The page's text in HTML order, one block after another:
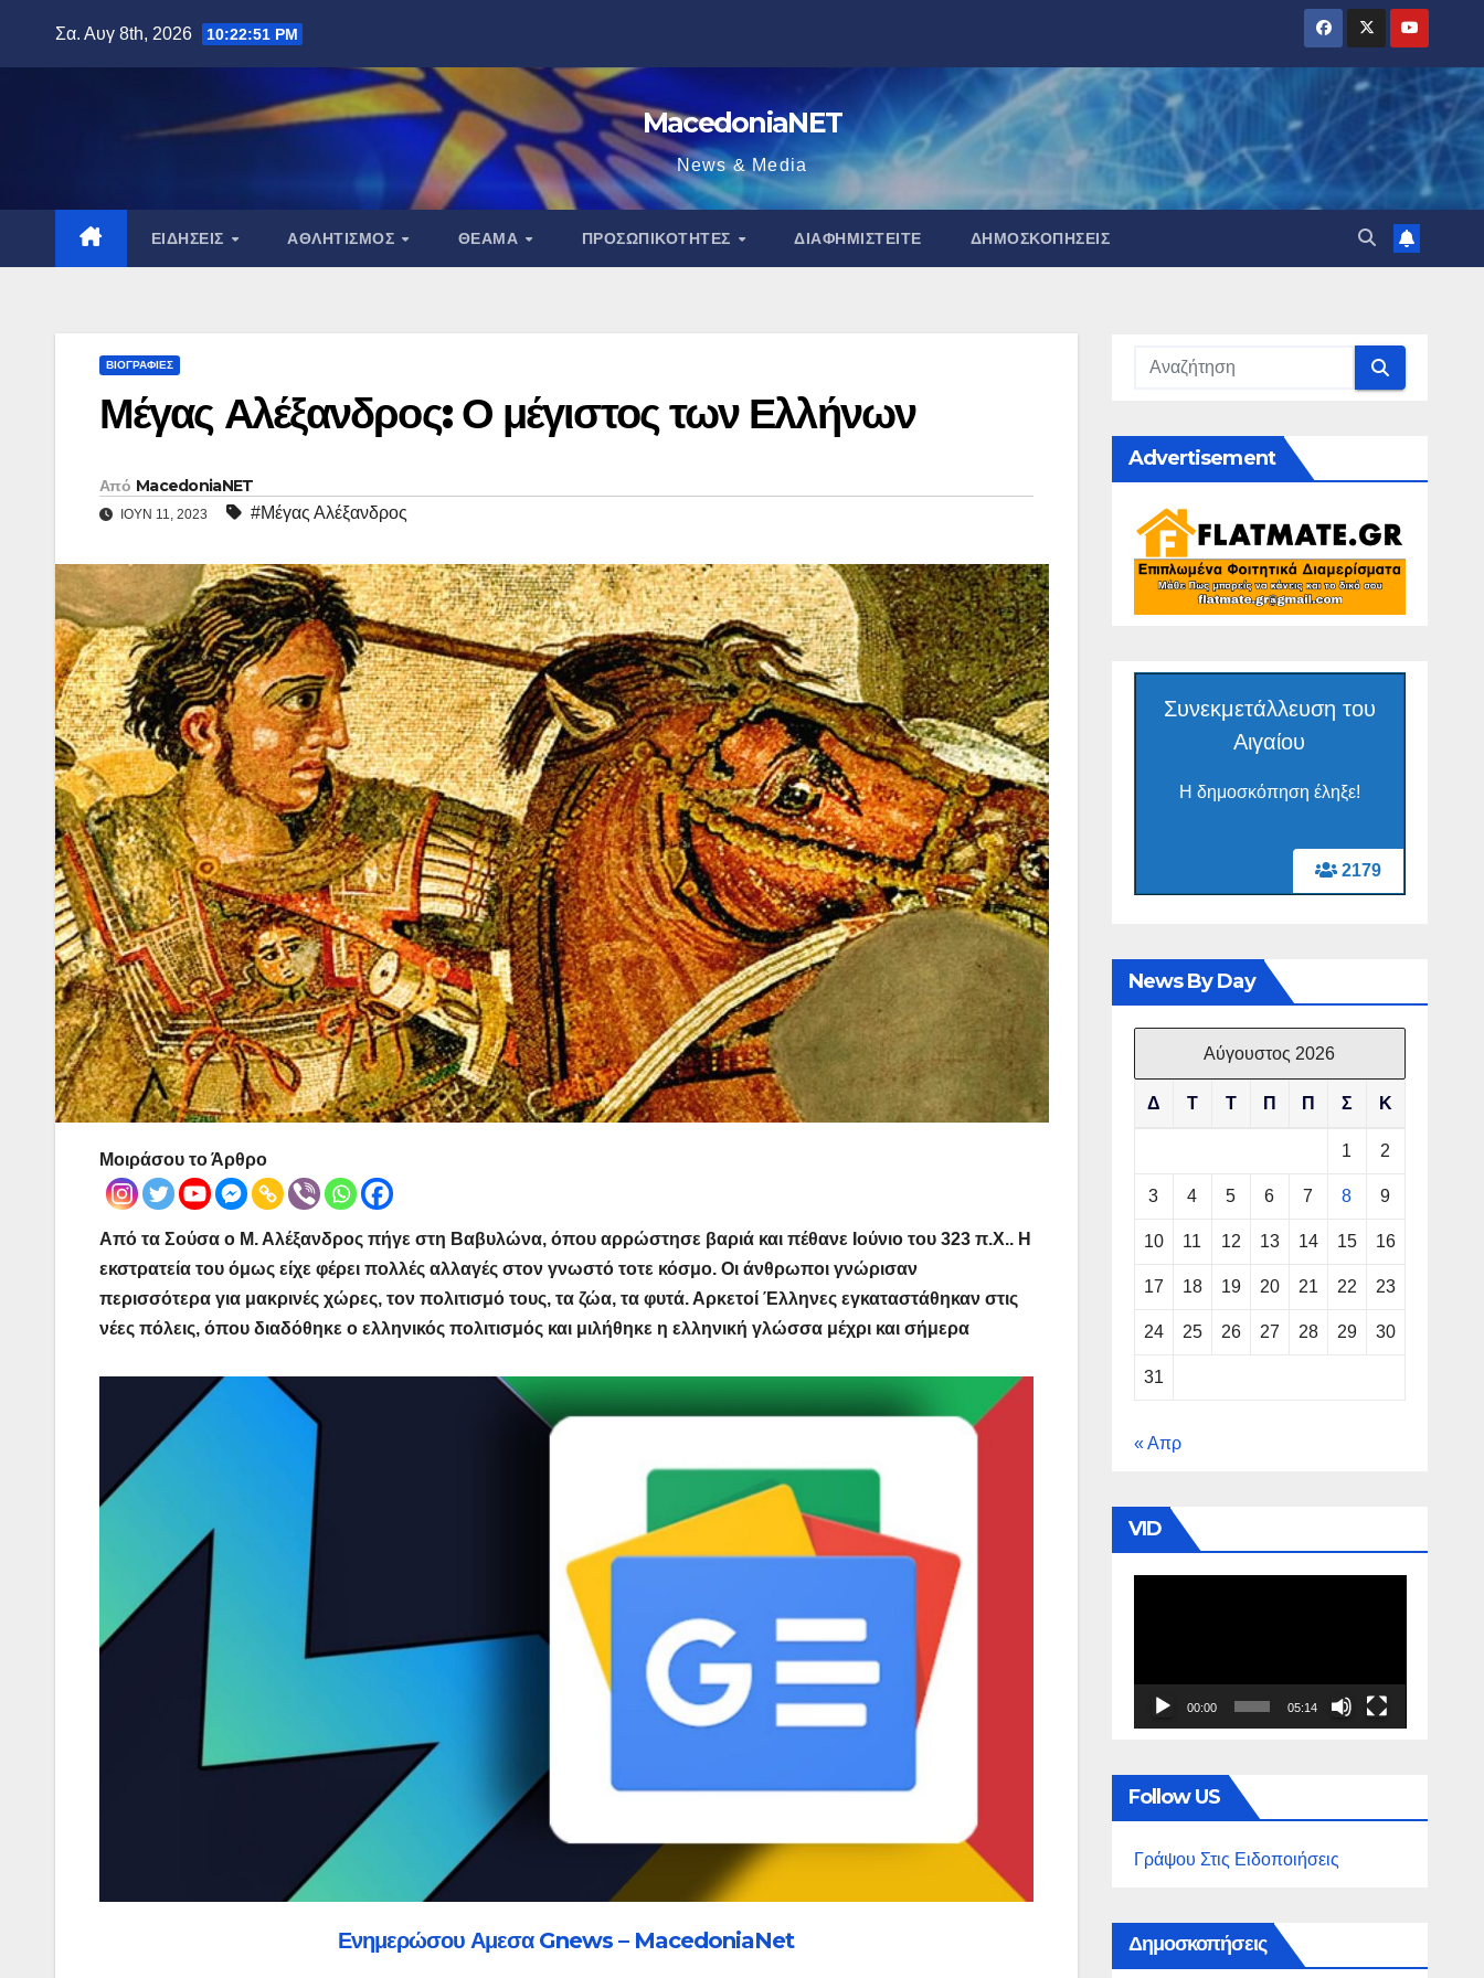
Σα. Αυγ 8th, 2026 10:22:52 PM
MacedoniaNET
News & Media
ΕΙΔΉΣΕΙΣ ΑΘΛΗΤΙΣΜΌΣ ΘΈΑΜΑ ΠΡΟΣΩΠΙΚΌΤΗΤΕΣ ΔΙΑΦΗΜΙΣΤΕΊΤΕ ΔΗΜΟΣΚΟΠΉΣΕΙΣ
ΒΙΟΓΡΑΦΊΕΣ
Μέγας Αλέξανδρος: Ο μέγιστος των Ελλήνων
Από MacedoniaNET
ΙΟΎΝ 11, 2023 #Μέγας Αλέξανδρος
Μοιράσου το Άρθρο
Από τα Σούσα ο Μ. Αλέξανδρος πήγε στη Βαβυλώνα, όπου αρρώστησε βαριά και πέθανε Ιούνιο του 323 π.Χ.. Η
εκστρατεία του όμως είχε φέρει πολλές αλλαγές στον γνωστό τοτε κόσμο. Oι άνθρωποι γνώρισαν
περισσότερα για μακρινές χώρες, τον πολιτισμό τους, τα ζώα, τα φυτά. Αρκετοί Έλληνες εγκαταστάθηκαν στις
νέες πόλεις, όπου διαδόθηκε ο ελληνικός πολιτισμός και μιλήθηκε η ελληνική γλώσσα μέχρι και σήμερα
Ενημερώσου Αμεσα Gnews – MacedoniaNet
Advertisement
2179
Συνεκμετάλλευση του
Αιγαίου
Η δημοσκόπηση έληξε!
News By Day
Αύγουστος 2026
Δ Τ Τ Π Π Σ Κ
1 2
3 4 5 6 7 8 9
10 11 12 13 14 15 16
17 18 19 20 21 22 23
24 25 26 27 28 29 30
31
« Απρ
VID
00:00 05:14
Follow US
Γράψου Στις Ειδοποιήσεις
Δημοσκοπήσεις